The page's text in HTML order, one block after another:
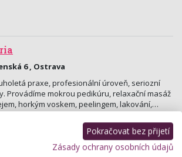
6 , Ostrava
praxe, profesionální úroveň, seriozní
Provádíme mokrou pedikúru, relaxační masáž
horkým voskem, peelingem, lakování,…
center ostrava
legií 4 , Ostrava
Pokračovat bez přijetí
Zásady ochrany osobních údajů